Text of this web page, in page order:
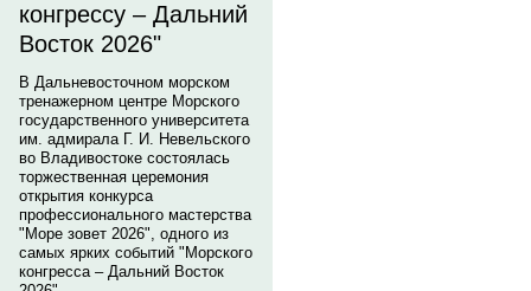
конгрессу – Дальний
Восток 2026"
В Дальневосточном морском
тренажерном центре Морского
государственного университета
им. адмирала Г. И. Невельского
во Владивостоке состоялась
торжественная церемония
открытия конкурса
профессионального мастерства
"Море зовет 2026", одного из
самых ярких событий "Морского
конгресса – Дальний Восток